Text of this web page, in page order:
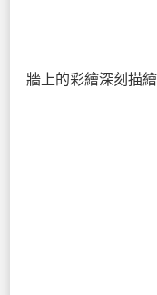
牆上的彩繪深刻描